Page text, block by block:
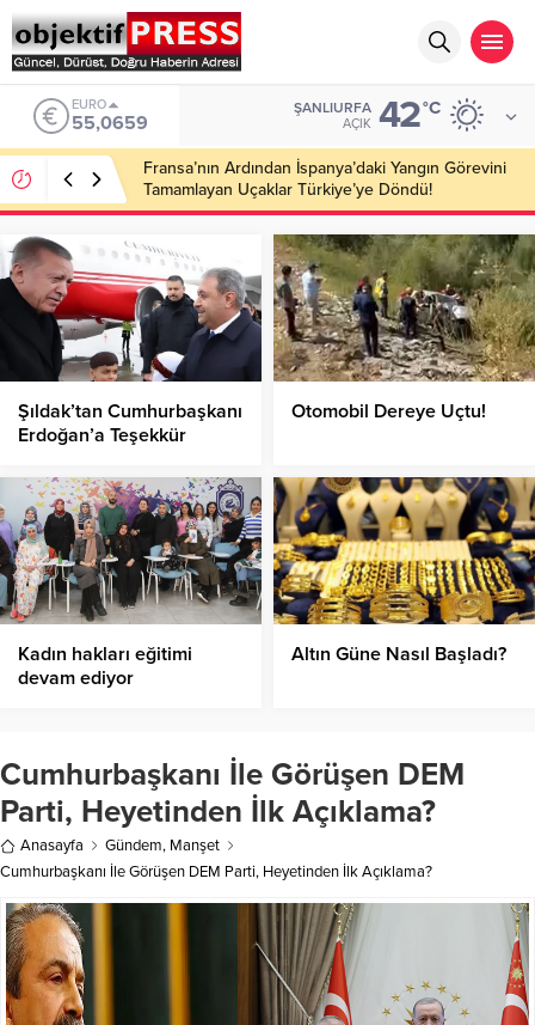
ALTIN
6.521,17
ŞANLIURFA
AÇIK 42°C
Fransa’nın Ardından İspanya’daki Yangın Görevini
Tamamlayan Uçaklar Türkiye’ye Döndü!
Şıldak’tan Cumhurbaşkanı
Erdoğan’a Teşekkür
Otomobil Dereye Uçtu!
Kadın hakları eğitimi
devam ediyor
Altın Güne Nasıl Başladı?
Cumhurbaşkanı İle Görüşen DEM
Parti, Heyetinden İlk Açıklama?
Anasayfa Gündem, Manşet
Cumhurbaşkanı İle Görüşen DEM Parti, Heyetinden İlk Açıklama?